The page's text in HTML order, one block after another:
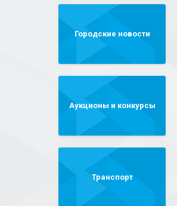
Городские новости
Аукционы и конкурсы
Транспорт